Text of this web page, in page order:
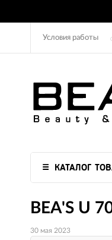
Условия работы
КАТАЛОГ
BEA'S U
30 мая 2023